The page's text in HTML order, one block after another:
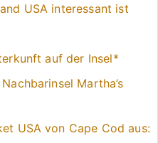
USA interessant ist
auf der Insel*
Martha’s
USA von Cape Cod aus: